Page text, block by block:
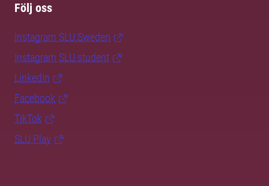
Följ oss
Instagram SLU.Sweden
Instagram SLU.student
LinkedIn
Facebook
TikTok
SLU Play